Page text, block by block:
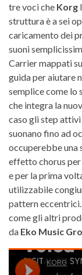
tre voci che Korg
struttura è a sei
caricamento dei
suoni
Carrier mappati
guida per aiutare
semplice come lo
che integra la
caso gli step attivi
suonano fino ad
occuperebbe una
effetto chorus
e per la prima
utilizzabile
pattern
come gli altri
da Eko Music